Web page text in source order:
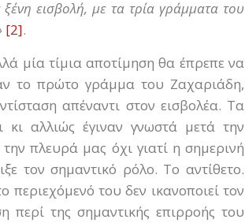
εισβολή, με τα τρία γράμματα του
[2].
μία τίμια αποτίμηση θα έπρεπε να
το πρώτο γράμμα του Ζαχαριάδη,
απέναντι στον εισβολέα. Τα
αλλιώς έγιναν γνωστά μετά την
πλευρά μας όχι γιατί η σημερινή
τον σημαντικό ρόλο. Το αντίθετο.
περιεχόμενό του δεν ικανοποιεί τον
περί της σημαντικής επιρροής του